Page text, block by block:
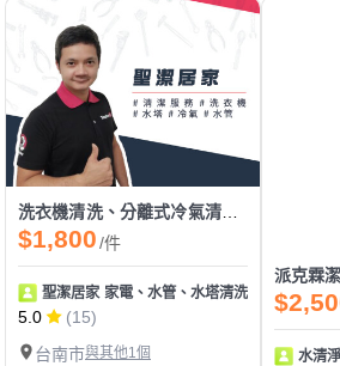
洗衣機清洗、分離式冷氣清洗、白鐵水塔清洗、水管清洗
$1,800/件
聖潔居家 家電、水管、水塔清洗 地板止滑
5.0
(15)
台南市與其他1個 水清